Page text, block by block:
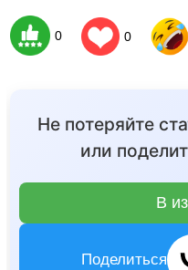
0 0
Не потеряйте
или
В
Поделиться